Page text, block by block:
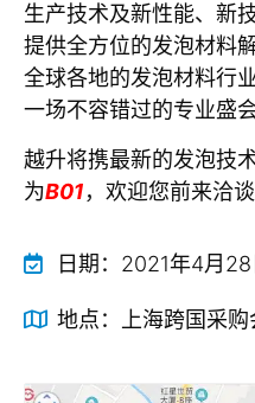
生产技术及新性能、新
提供全方位的发泡材料
全球各地的发泡材料行
一场不容错过的专业盛会
越升将携最新的发泡技
为B01，欢迎您前来洽谈
日期： 2021年4月
地点： 上海跨国采